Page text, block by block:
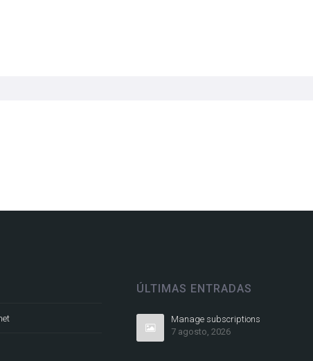
ÚLTIMAS ENTRADAS
Manage subscriptions
7 agosto, 2026